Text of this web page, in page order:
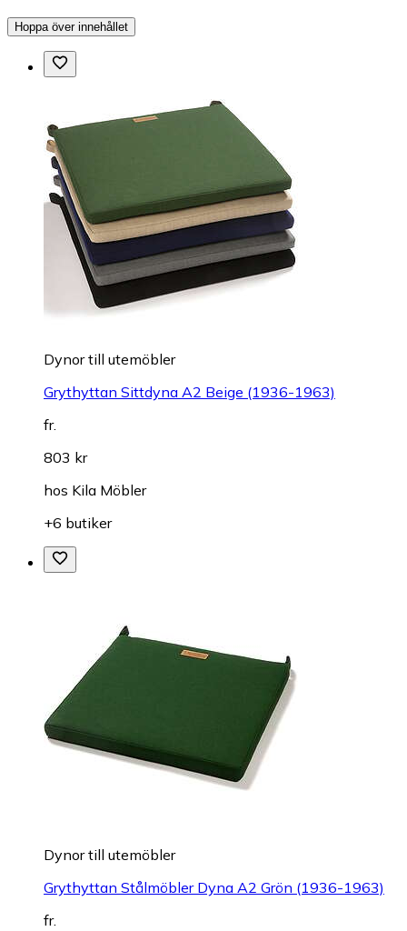
Hoppa över innehållet
Dynor till utemöbler
Grythyttan Sittdyna A2 Beige (1936-1963)
fr.
803 kr
hos Kila Möbler
+6 butiker
Dynor till utemöbler
Grythyttan Stålmöbler Dyna A2 Grön (1936-1963)
fr.